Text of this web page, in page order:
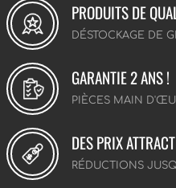
PRODUITS DE
DÉSTOCKAGE DE
GARANTIE 2 ANS !
PIÈCES MAIN
DES PRIX
RÉDUCTIONS